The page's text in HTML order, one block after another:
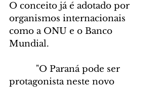
O conceito já é adotado por
organismos internacionais
como a ONU e o Banco
Mundial.
"O Paraná pode ser
protagonista neste novo